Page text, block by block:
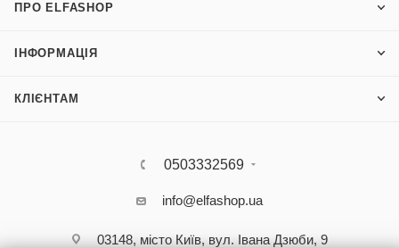
ПРО ELFASHOP
ІНФОРМАЦІЯ
КЛІЄНТАМ
0503332569
info@elfashop.ua
03148, місто Київ, вул. Івана Дзюби, 9